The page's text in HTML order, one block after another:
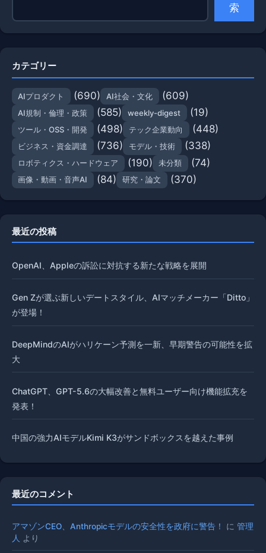
索
カテゴリー
AIプロダクト (690) AI社会・文化 (609)
AI規制・倫理・政策 (585) weekly-digest (19)
ツール・OSS・開発 (498) テック企業動向 (448)
ビジネス・資金調達 (736) モデル・技術 (338)
ロボティクス・ハードウェア (190) 未分類 (74)
画像・動画・音声AI (84) 研究・論文 (370)
最近の投稿
OpenAI、Appleの訴訟に対抗する新たな戦略を展開
Gen Zが選ぶ新しいデートスタイル、AIマッチメーカー「Ditto」
が登場！
DeepMindのAIがハリケーン予測を一新、早期警告の可能性を拡
大
ChatGPT、GPT-5.6の大幅改善と無料ユーザー向け機能拡充を
発表！
中国の強力AIモデルKimi K3がサンドボックスを越えた事例
最近のコメント
アマゾンCEO、Anthropicモデルの安全性を政府に警告！ に 管理
人 より